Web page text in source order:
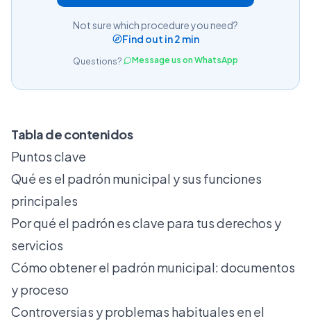
Not sure which procedure you need?
Find out in 2 min
Questions? Message us on WhatsApp
Tabla de contenidos
Puntos clave
Qué es el padrón municipal y sus funciones
principales
Por qué el padrón es clave para tus derechos y
servicios
Cómo obtener el padrón municipal: documentos
y proceso
Controversias y problemas habituales en el